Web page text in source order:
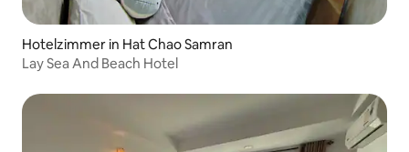
Hotelzimmer in Hat Chao Samran
Lay Sea And Beach Hotel​